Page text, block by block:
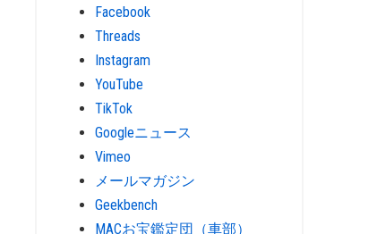
Facebook
Threads
Instagram
YouTube
TikTok
Googleニュース
Vimeo
メールマガジン
Geekbench
MACお宝鑑定団（車部）